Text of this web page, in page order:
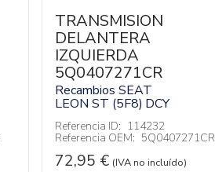
TRANSMISION
DELANTERA
IZQUIERDA
5Q0407271CR
Recambios SEAT
LEON ST (5F8) DCY
Referencia ID: 114232
Referencia OEM: 5Q0407271CR
72,95 € (IVA no incluído)